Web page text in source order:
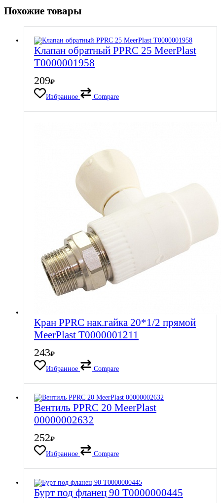
Похожие товары
Клапан обратный PPRC 25 MeerPlast
Т0000001958
209₽
Избранное
Compare
Кран PPRC нак.гайка 20*1/2 прямой
MeerPlast Т0000001211
243₽
Избранное
Compare
Вентиль PPRC 20 MeerPlast
00000002632
252₽
Избранное
Compare
Бурт под фланец 90 Т0000000445